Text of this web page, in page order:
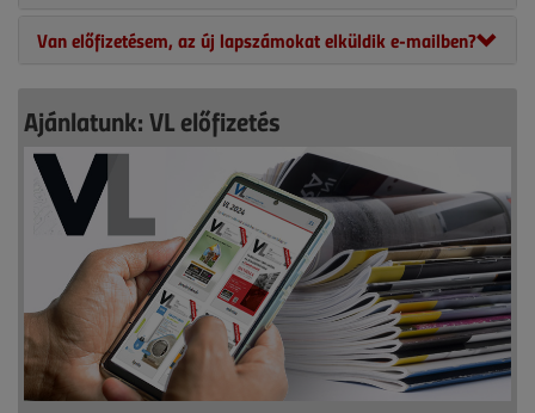
Van előfizetésem, az új lapszámokat elküldik e-mailben?
Ajánlatunk: VL előfizetés